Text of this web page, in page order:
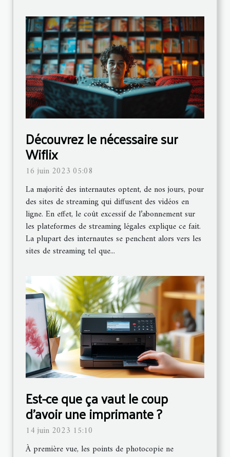
Découvrez le nécessaire sur
Wiflix
16 juin 2023 05:08
La majorité des internautes optent, de nos jours, pour
des sites de streaming qui diffusent des vidéos en
ligne. En effet, le coût excessif de l’abonnement sur
les plateformes de streaming légales explique ce fait.
La plupart des internautes se penchent alors vers les
sites de streaming tel que...
Est-ce que ça vaut le coup
d'avoir une imprimante ?
14 juin 2023 15:10
À première vue, les points de photocopie ne